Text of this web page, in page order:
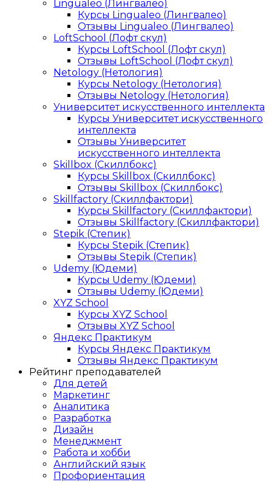
Lingualeo (Лингвалео)
Курсы Lingualeo (Лингвалео)
Отзывы Lingualeo (Лингвалео)
LoftSchool (Лофт скул)
Курсы LoftSchool (Лофт скул)
Отзывы LoftSchool (Лофт скул)
Netology (Нетология)
Курсы Netology (Нетология)
Отзывы Netology (Нетология)
Университет искусственного интеллекта
Курсы Университет искусственного
интеллекта
Отзывы Университет
искусственного интеллекта
Skillbox (Скиллбокс)
Курсы Skillbox (Скиллбокс)
Отзывы Skillbox (Скиллбокс)
Skillfactory (Скиллфактори)
Курсы Skillfactory (Скиллфактори)
Отзывы Skillfactory (Скиллфактори)
Stepik (Степик)
Курсы Stepik (Степик)
Отзывы Stepik (Степик)
Udemy (Юдеми)
Курсы Udemy (Юдеми)
Отзывы Udemy (Юдеми)
XYZ School
Курсы XYZ School
Отзывы XYZ School
Яндекс Практикум
Курсы Яндекс Практикум
Отзывы Яндекс Практикум
Рейтинг преподавателей
Для детей
Маркетинг
Аналитика
Разработка
Дизайн
Менеджмент
Работа и хобби
Английский язык
Профориентация